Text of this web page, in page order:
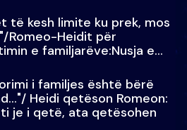
të kesh limite ku prek, mos
Romeo-Heidit për
e familjarëve:Nusja e
i familjes është bërë
Heidi qetëson Romeon:
je i qetë, ata qetësohen